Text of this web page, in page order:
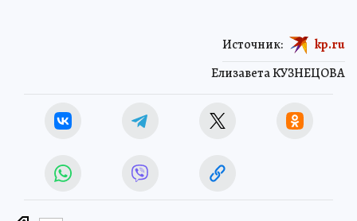
Елизавета КУЗНЕЦОВА
Источник: kp.ru